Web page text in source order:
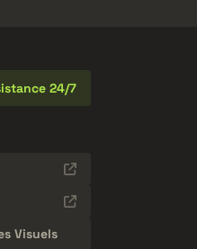
24/7
Visuels